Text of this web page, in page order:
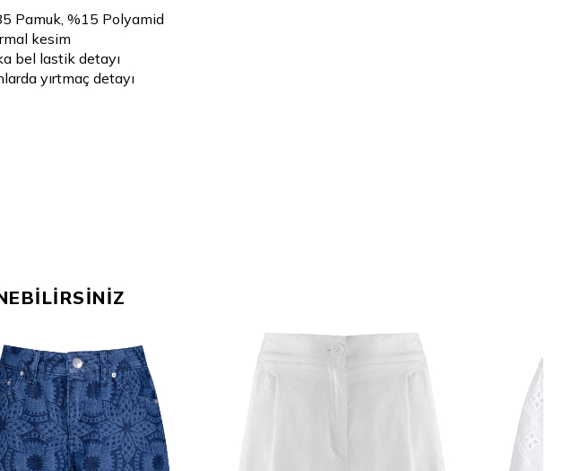
Pamuk, %15 Polyamid
kesim
bel lastik detayı
yırtmaç detayı